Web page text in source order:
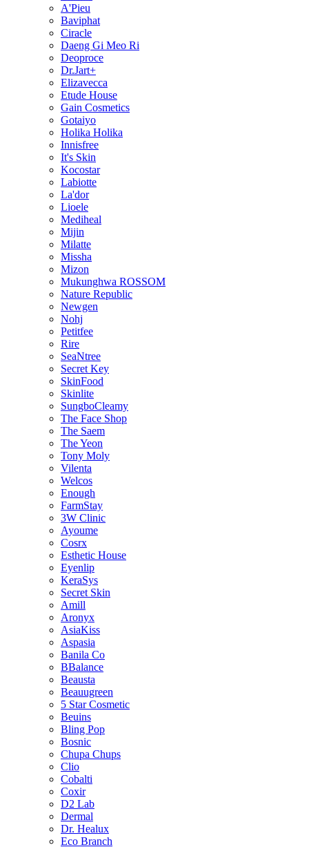
A'Pieu
Baviphat
Ciracle
Daeng Gi Meo Ri
Deoproce
Dr.Jart+
Elizavecca
Etude House
Gain Cosmetics
Gotaiyo
Holika Holika
Innisfree
It's Skin
Kocostar
Labiotte
La'dor
Lioele
Mediheal
Mijin
Milatte
Missha
Mizon
Mukunghwa ROSSOM
Nature Republic
Newgen
Nohj
Petitfee
Rire
SeaNtree
Secret Key
SkinFood
Skinlite
SungboCleamy
The Face Shop
The Saem
The Yeon
Tony Moly
Vilenta
Welcos
Enough
FarmStay
3W Clinic
Ayoume
Cosrx
Esthetic House
Eyenlip
KeraSys
Secret Skin
Amill
Aronyx
AsiaKiss
Aspasia
Banila Co
BBalance
Beausta
Beauugreen
5 Star Cosmetic
Beuins
Bling Pop
Bosnic
Chupa Chups
Clio
Cobalti
Coxir
D2 Lab
Dermal
Dr. Healux
Eco Branch